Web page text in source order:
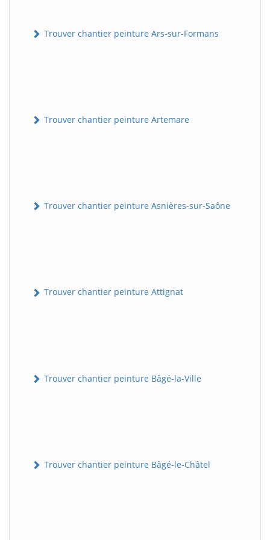
Trouver chantier peinture Ars-sur-Formans
Trouver chantier peinture Artemare
Trouver chantier peinture Asnières-sur-Saône
Trouver chantier peinture Attignat
Trouver chantier peinture Bâgé-la-Ville
Trouver chantier peinture Bâgé-le-Châtel